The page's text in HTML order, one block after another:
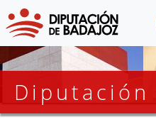
Diputación